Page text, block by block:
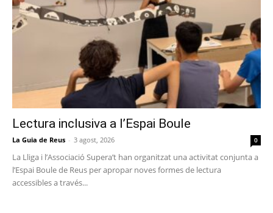
Lectura inclusiva a l’Espai Boule
La Guia de Reus - 3 agost, 2026 0
La Lliga i l’Associació Supera’t han organitzat una activitat conjunta a
l’Espai Boule de Reus per apropar noves formes de lectura
accessibles a través...